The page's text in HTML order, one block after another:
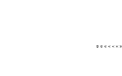
*******